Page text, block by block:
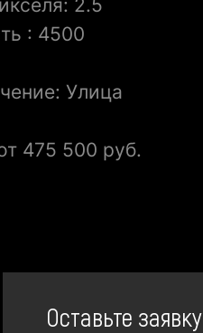
: 4500
Улица
475 500 руб.
Оставьте заявку